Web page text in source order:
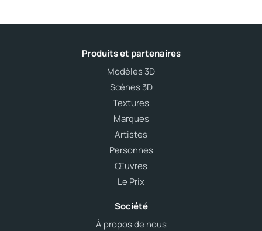
Produits et partenaires
Modèles 3D
Scènes 3D
Textures
Marques
Artistes
Personnes
Œuvres
Le Prix
Société
À propos de nous